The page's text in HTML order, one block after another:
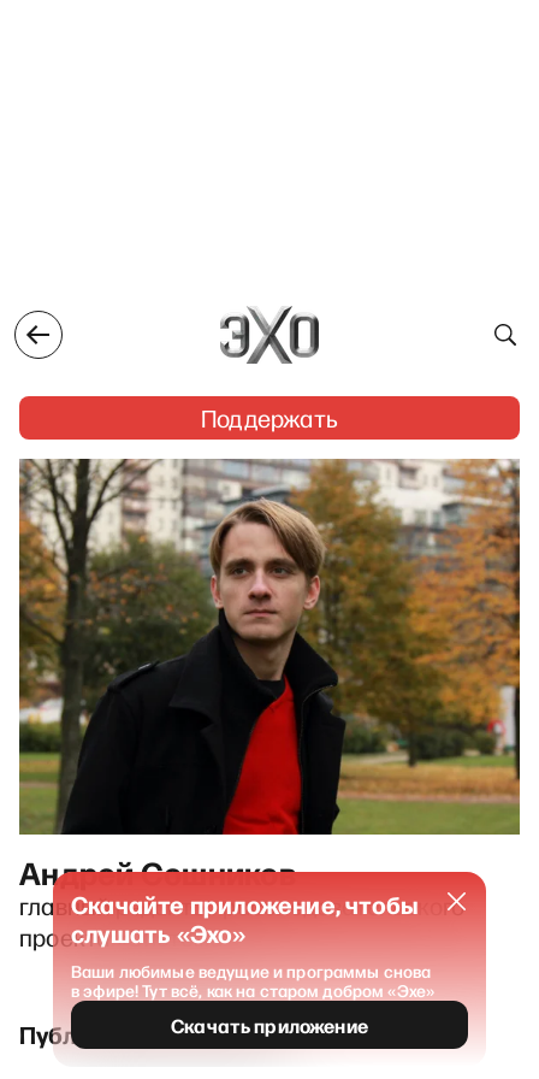
Поддержать
Андрей Сошников
главный редактор расследовательского
проекта «Система»
Публикации и выпуски
Скачайте приложение, чтобы
слушать «Эхо»
Ваши любимые ведущие и программы снова
в эфире! Тут всё, как на старом добром «Эхе»
Скачать приложение